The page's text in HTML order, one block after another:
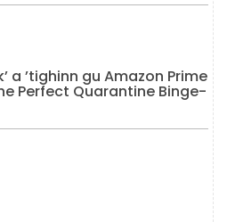
a ’tighinn gu Amazon Prime
Perfect Quarantine Binge-